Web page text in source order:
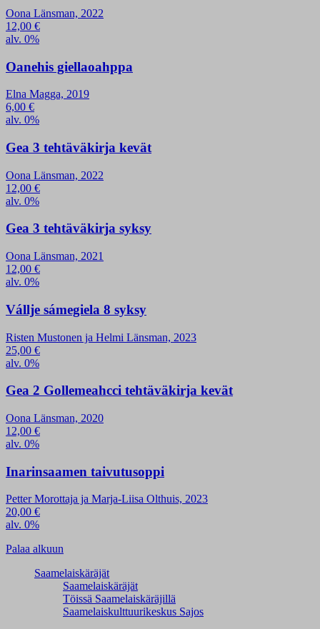
Oona Länsman, 2022
12,00 €
alv. 0%
Oanehis giellaoahppa
Elna Magga, 2019
6,00 €
alv. 0%
Gea 3 tehtäväkirja kevät
Oona Länsman, 2022
12,00 €
alv. 0%
Gea 3 tehtäväkirja syksy
Oona Länsman, 2021
12,00 €
alv. 0%
Vállje sámegiela 8 syksy
Risten Mustonen ja Helmi Länsman, 2023
25,00 €
alv. 0%
Gea 2 Gollemeahcci tehtäväkirja kevät
Oona Länsman, 2020
12,00 €
alv. 0%
Inarinsaamen taivutusoppi
Petter Morottaja ja Marja-Liisa Olthuis, 2023
20,00 €
alv. 0%
Palaa alkuun
Saamelaiskäräjät
Saamelaiskäräjät
Töissä Saamelaiskäräjillä
Saamelaiskulttuuri­keskus Sajos